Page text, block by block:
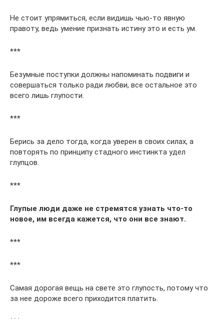
Не стоит упрямиться, если видишь чью-то явную
правоту, ведь умение признать истину это и есть ум.
***
Безумные поступки должны напоминать подвиги и
совершаться только ради любви, все остальное это
всего лишь глупости.
***
Берись за дело тогда, когда уверен в своих силах, а
повторять по принципу стадного инстинкта удел
глупцов.
***
Глупые люди даже не стремятся узнать что-то
новое, им всегда кажется, что они все знают.
***
***
Самая дорогая вещь на свете это глупость, потому что
за нее дороже всего приходится платить.